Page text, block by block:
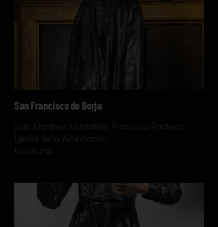
San Francisco de Borja
Juan Martínez Montañés, Francisco Pacheco
Iglesia de la Anunciación
Esculturas
San Ignacio de Loyola